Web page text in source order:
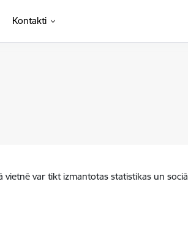
Kontakti
var tikt izmantotas statistikas un